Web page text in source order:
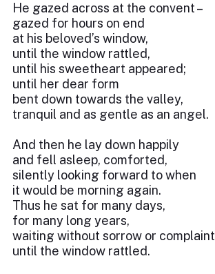
He gazed across at the convent –
gazed for hours on end
at his beloved’s window,
until the window rattled,
until his sweetheart appeared;
until her dear form
bent down towards the valley,
tranquil and as gentle as an angel.
And then he lay down happily
and fell asleep, comforted,
silently looking forward to when
it would be morning again.
Thus he sat for many days,
for many long years,
waiting without sorrow or complaint
until the window rattled.